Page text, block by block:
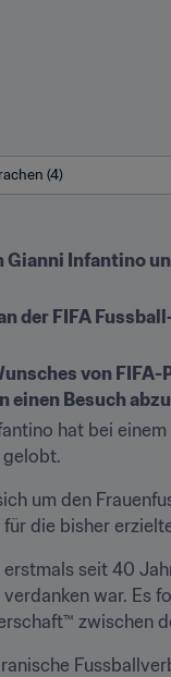
(4)
Gianni Infantino
der FIFA
von
einen Besuch
hat bei
gelobt.
um den
die bisher
seit 40
verdanken war.
zwischen